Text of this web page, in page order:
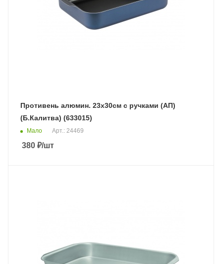
Противень алюмин. 23х30см с ручками (АП)
(Б.Калитва) (633015)
Мало Арт.: 24469
380 ₽/шт